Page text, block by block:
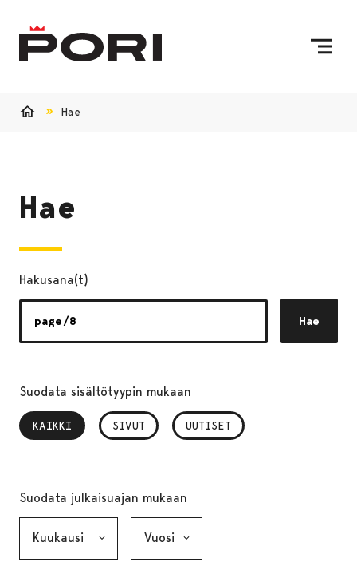
Hae
Hae
Hakusana(t)
Hae
Suodata sisältötyypin mukaan
KAIKKI
, VALITTU SIVUT UUTISET
Suodata julkaisuajan mukaan